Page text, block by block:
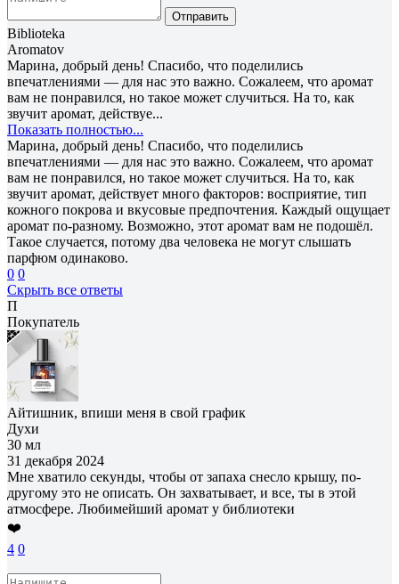
Отправить
Biblioteka
Aromatov
Марина, добрый день! Спасибо, что поделились
впечатлениями — для нас это важно. Сожалеем, что аромат
вам не понравился, но такое может случиться. На то, как
звучит аромат, действуе...
Показать полностью...
Марина, добрый день! Спасибо, что поделились
впечатлениями — для нас это важно. Сожалеем, что аромат
вам не понравился, но такое может случиться. На то, как
звучит аромат, действует много факторов: восприятие, тип
кожного покрова и вкусовые предпочтения. Каждый ощущает
аромат по-разному. Возможно, этот аромат вам не подошёл.
Такое случается, потому два человека не могут слышать
парфюм одинаково.
0 0
Скрыть все ответы
П
Покупатель
Айтишник, впиши меня в свой график
Духи
30 мл
31 декабря 2024
Мне хватило секунды, чтобы от запаха снесло крышу, по-
другому это не описать. Он захватывает, и все, ты в этой
атмосфере. Любимейший аромат у библиотеки
❤️
4 0